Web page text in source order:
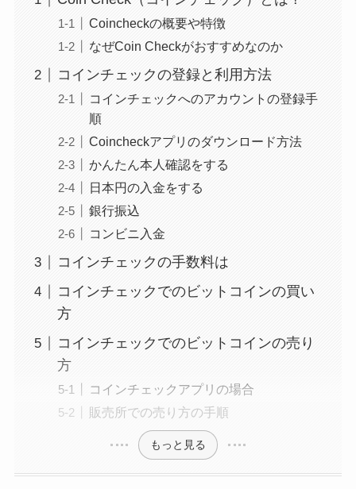
Coincheckの概要や特徴
なぜCoin Checkがおすすめなのか
コインチェックの登録と利用方法
コインチェックへのアカウントの登録手
順
Coincheckアプリのダウンロード方法
かんたん本人確認をする
日本円の入金をする
銀行振込
コンビニ入金
コインチェックの手数料は
コインチェックでのビットコインの買い
方
コインチェックでのビットコインの売り
方
コインチェックアプリの場合
販売所での売り方の手順
もっと見る